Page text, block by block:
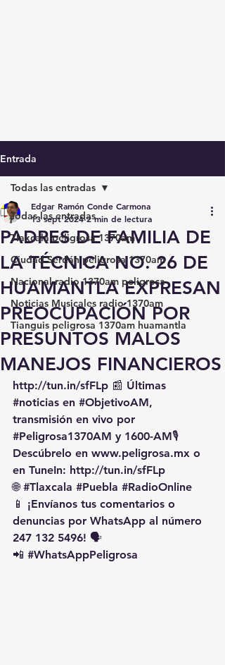
Entrada
Todas las entradas
Tlaxcala peligrosa 1370am
Ciudad Serdán peligrosa 1370am
Nacional radio 1370am peligrosa
Noticias Musicales radio 1370am
Tianguis peligrosa 1370am huamantla
Todas las entradas
PADRES DE FAMILIA DE
LA TÉCNICA NO. 26 DE
HUAMANTLA EXPRESAN
PREOCUPACIÓN POR
PRESUNTOS MALOS
MANEJOS FINANCIEROS
Edgar Ramón Conde Carmona
13 sept 2024 2 min de lectura
http://tun.in/sfFLp 📰 Últimas
#noticias en #ObjetivoAM,
transmisión en vivo por
#Peligrosa1370AM y 1600-AM🎙️
Descúbrelo en www.peligrosa.mx o
en TuneIn: http://tun.in/sfFLp
🌐 #Tlaxcala #Puebla #RadioOnline
📱 ¡Envíanos tus comentarios o
denuncias por WhatsApp al número
247 132 5496! 🗣️
📲 #WhatsAppPeligrosa